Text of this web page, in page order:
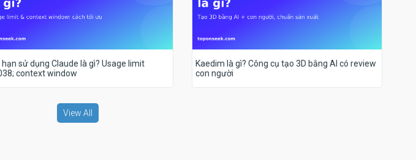
hạn sử dụng Claude là gì? Usage limit
context window
Kaedim là gì? Công cụ tạo 3D bằng AI có review
con người
View All